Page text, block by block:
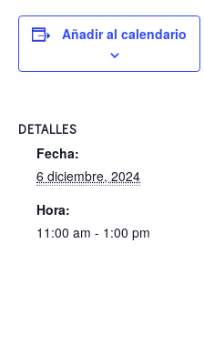
Añadir al calendario
DETALLES
Fecha:
6 diciembre, 2024
Hora:
11:00 am - 1:00 pm